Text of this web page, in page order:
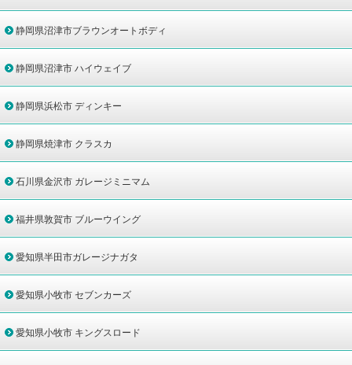
静岡県沼津市ブラウンオートボディ
静岡県沼津市 ハイウェイブ
静岡県浜松市 ディンキー
静岡県焼津市 クラスカ
石川県金沢市 ガレージミニマム
福井県敦賀市 ブルーウイング
愛知県半田市ガレージナガタ
愛知県小牧市 セブンカーズ
愛知県小牧市 キングスロード